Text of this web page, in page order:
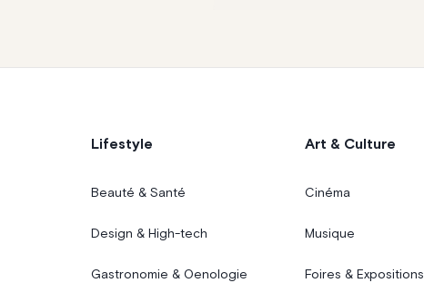
Lifestyle
Beauté & Santé
Design & High-tech
Gastronomie & Oenologie
Art & Culture
Cinéma
Musique
Foires & Expositions